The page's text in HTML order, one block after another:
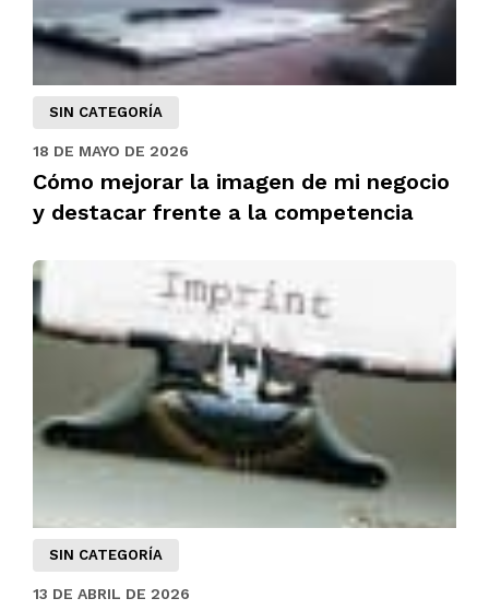
SIN CATEGORÍA
18 DE MAYO DE 2026
Cómo mejorar la imagen de mi negocio
y destacar frente a la competencia
SIN CATEGORÍA
13 DE ABRIL DE 2026